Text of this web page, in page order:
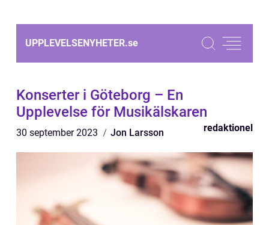
UPPLEVELSENYHETER.se
Konserter i Göteborg – En
Upplevelse för Musikälskaren
30 september 2023 Jon Larsson redaktionel